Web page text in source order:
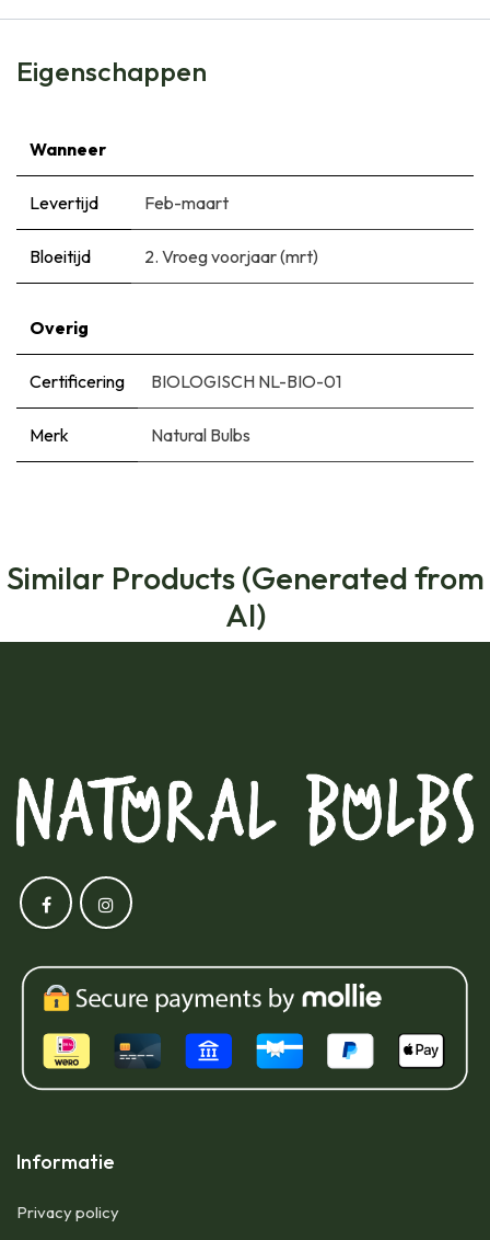
Eigenschappen
Wanneer
Levertijd Feb-maart
Bloeitijd 2. Vroeg voorjaar (mrt)
Overig
Certificering BIOLOGISCH NL-BIO-01
Merk Natural Bulbs
Similar Products (Generated from
AI)
Informatie
Privacy policy